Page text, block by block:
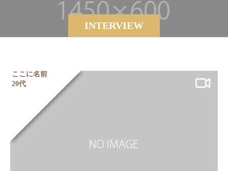
INTERVIEW
ここに名前
20代